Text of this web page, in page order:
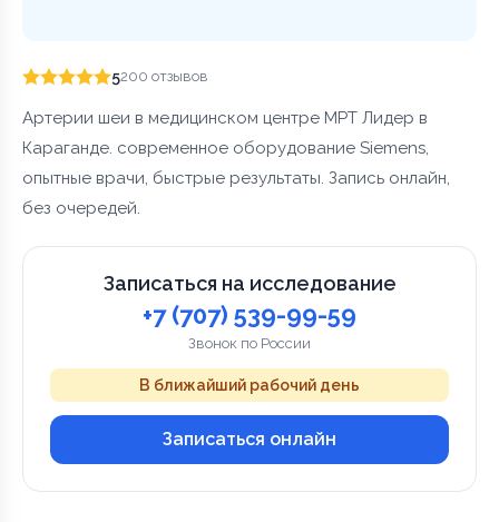
5200 отзывов
Артерии шеи в медицинском центре МРТ Лидер в
Караганде. современное оборудование Siemens,
опытные врачи, быстрые результаты. Запись онлайн,
без очередей.
Записаться на исследование
+7 (707) 539-99-59
Звонок по России
В ближайший рабочий день
Записаться онлайн